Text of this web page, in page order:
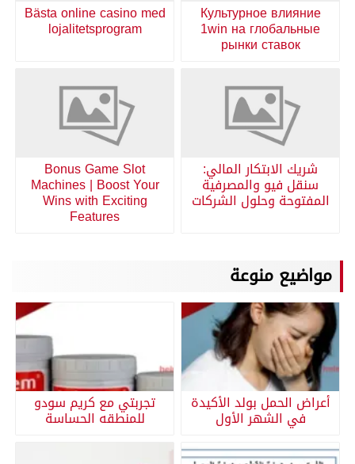
Культурное влияние
1win на глобальные
рынки ставок
Bästa online casino med
lojalitetsprogram
شريك الابتكار المالي:
سنقل فيو والمصرفية
المفتوحة وحلول الشركات
Bonus Game Slot
Machines | Boost Your
Wins with Exciting
Features
مواضيع منوعة
أعراض الحمل بولد الأكيدة
في الشهر الأول
تجربتي مع كريم سودو
للمنطقه الحساسة